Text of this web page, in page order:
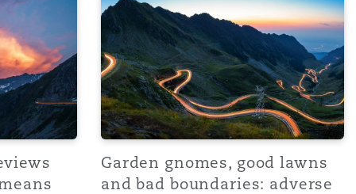
Garden gnomes, good lawns
and bad boundaries: adverse